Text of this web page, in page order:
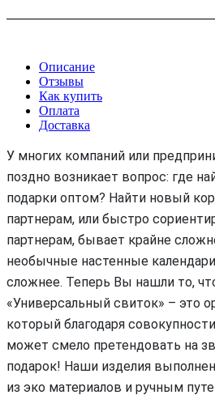
Описание
Отзывы
Как купить
Оплата
Доставка
У многих компаний или
поздно возникает вопрос: где
подарки оптом? Найти новый
партнерам, или быстро
партнерам, бывает крайне
необычные настенные
сложнее. Теперь Вы нашли то,
«Универсальный свиток» – это
который благодаря
может смело претендовать на
подарок! Наши изделия
из эко материалов и ручным